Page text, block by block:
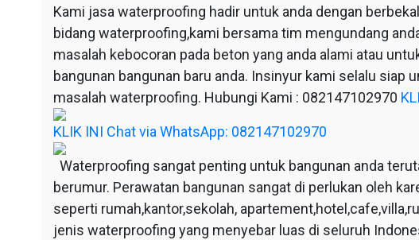
Kami jasa waterproofing hadir untuk anda dengan
bidang waterproofing,kami bersama tim mengundang
masalah kebocoran pada beton yang anda alami atau
bangunan bangunan baru anda. Insinyur kami selalu siap
masalah waterproofing. Hubungi Kami : 082147102970
KLIK INI Chat via WhatsApp: 082147102970
Waterproofing sangat penting untuk bangunan anda
berumur. Perawatan bangunan sangat di perlukan oleh
seperti rumah,kantor,sekolah,
jenis waterproofing yang menyebar luas di seluruh